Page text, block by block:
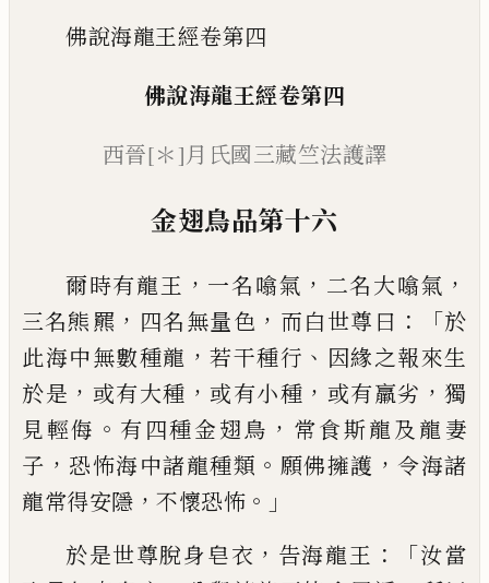
佛說海龍王經卷第四
佛說海龍王經卷第四
西晉[＊]月氏國三藏竺法護譯
金翅鳥品第十六
爾時有龍王 ， 一名噏氣 ， 二名大噏氣 ，
三名熊羆 ， 四名無量色 ， 而白世尊曰 ：「於
此海中無數種龍 ， 若干種行 、 因緣之報來生
於是 ， 或有大種 ， 或有小種 ， 或有羸劣 ， 獨
見輕侮 。 有四種金翅鳥 ， 常食斯龍及龍妻
子 ， 恐怖海中諸龍種類 。 願佛擁護 ， 令海諸
龍常得安隱 ， 不懷恐怖 。」
於是世尊脫身皂衣 ， 告海龍王 ： 「汝當